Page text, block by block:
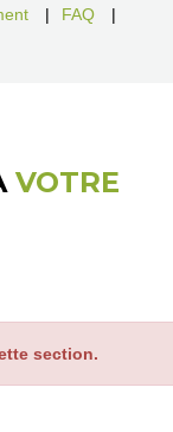
| FAQ
|
VOTRE
section.